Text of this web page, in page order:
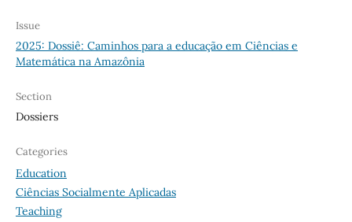
Issue
2025: Dossiê: Caminhos para a educação em Ciências e
Matemática na Amazônia
Section
Dossiers
Categories
Education
Ciências Socialmente Aplicadas
Teaching